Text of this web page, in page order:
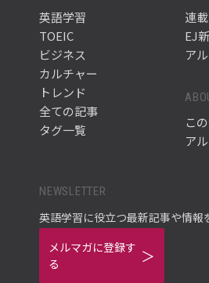
英語学習
TOEIC
ビジネス
カルチャー
トレンド
全ての記事
タグ一覧
連
EJ
ア
こ
ア
NEWSLETTER
英語学習に役立つ最新記事や情報
メルマガに登録す
る